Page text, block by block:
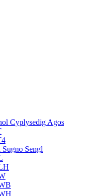
Cyplysedig Agos
Sengl